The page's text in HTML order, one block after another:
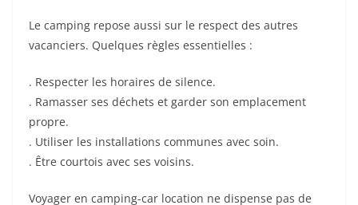
Le camping repose aussi sur le respect des autres
vacanciers. Quelques règles essentielles :
. Respecter les horaires de silence.
. Ramasser ses déchets et garder son emplacement
propre.
. Utiliser les installations communes avec soin.
. Être courtois avec ses voisins.
Voyager en camping-car location ne dispense pas de